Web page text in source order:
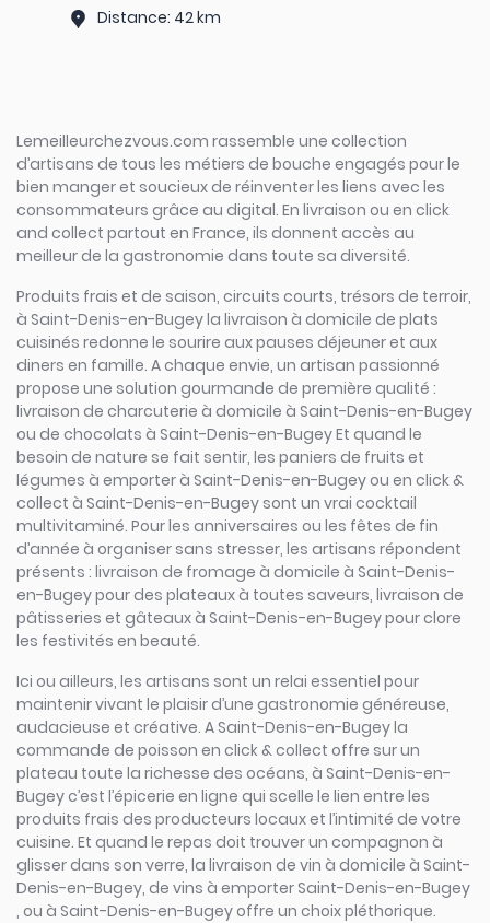
Distance: 42 km
Lemeilleurchezvous.com rassemble une collection
d’artisans de tous les métiers de bouche engagés pour le
bien manger et soucieux de réinventer les liens avec les
consommateurs grâce au digital. En livraison ou en click
and collect partout en France, ils donnent accès au
meilleur de la gastronomie dans toute sa diversité.
Produits frais et de saison, circuits courts, trésors de terroir,
à Saint-Denis-en-Bugey la livraison à domicile de plats
cuisinés redonne le sourire aux pauses déjeuner et aux
diners en famille. A chaque envie, un artisan passionné
propose une solution gourmande de première qualité :
livraison de charcuterie à domicile à Saint-Denis-en-Bugey
ou de chocolats à Saint-Denis-en-Bugey Et quand le
besoin de nature se fait sentir, les paniers de fruits et
légumes à emporter à Saint-Denis-en-Bugey ou en click &
collect à Saint-Denis-en-Bugey sont un vrai cocktail
multivitaminé. Pour les anniversaires ou les fêtes de fin
d’année à organiser sans stresser, les artisans répondent
présents : livraison de fromage à domicile à Saint-Denis-
en-Bugey pour des plateaux à toutes saveurs, livraison de
pâtisseries et gâteaux à Saint-Denis-en-Bugey pour clore
les festivités en beauté.
Ici ou ailleurs, les artisans sont un relai essentiel pour
maintenir vivant le plaisir d’une gastronomie généreuse,
audacieuse et créative. A Saint-Denis-en-Bugey la
commande de poisson en click & collect offre sur un
plateau toute la richesse des océans, à Saint-Denis-en-
Bugey c’est l’épicerie en ligne qui scelle le lien entre les
produits frais des producteurs locaux et l’intimité de votre
cuisine. Et quand le repas doit trouver un compagnon à
glisser dans son verre, la livraison de vin à domicile à Saint-
Denis-en-Bugey, de vins à emporter Saint-Denis-en-Bugey
, ou à Saint-Denis-en-Bugey offre un choix pléthorique.